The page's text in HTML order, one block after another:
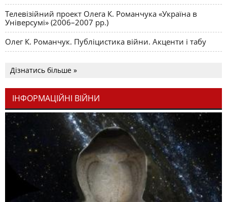
Телевізійний проект Олега К. Романчука «Україна в
Універсумі» (2006–2007 рр.)
Олег К. Романчук. Публіцистика війни. Акценти і табу
Дізнатись більше »
ІНФОРМАЦІЙНІ ВІЙНИ